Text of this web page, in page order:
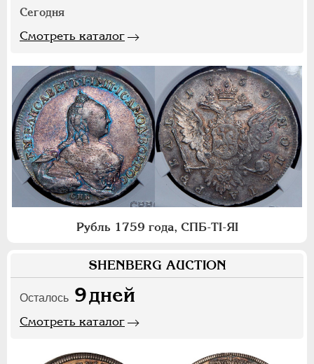
Сегодня
Смотреть каталог
Рубль 1759 года, СПБ-ТI-ЯI
SHENBERG AUCTION
Осталось 9дней
Смотреть каталог